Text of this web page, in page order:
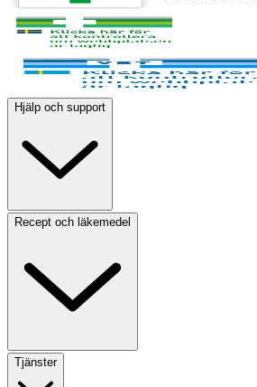
Hjälp och support
Recept och läkemedel
Tjänster